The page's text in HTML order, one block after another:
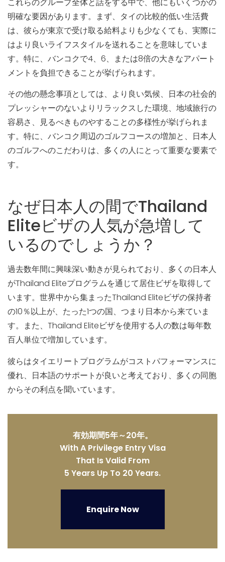
明確な要因があります。まず、タイの比較的低い生活費
は、彼らが東京で受け取る給料よりも少なくても、実際に
はより良いライフスタイルを送れることを意味していま
す。特に、バンコクで4、6、または8倍の大きなアパート
メントを負担できることが挙げられます。
その他の懸念事項としては、より良い気候、日本の社会的
プレッシャーのないよりリラックスした環境、地域旅行の
容易さ、見るべきものやすることの多様性が挙げられま
す。特に、バンコク周辺のゴルフコースの増加と、日本人
のゴルフへのこだわりは、多くの人にとって重要な要素で
す。
なぜ日本人の間でThailand
Eliteビザの人気が急増して
いるのでしょうか？
過去数年間に興味深い動きが見られており、多くの日本人
がThailand Eliteプログラムを通じて居住ビザを取得して
います。世界中から集まったThailand Eliteビザの保持者
の10％以上が、たった1つの国、つまり日本から来ていま
す。また、Thailand Eliteビザを使用する人の数は毎年数
百人単位で増加しています。
彼らはタイエリートプログラムがコストパフォーマンスに
優れ、日本語のサポートが良いと考えており、多くの同胞
からその利点を聞いています。
有効期間5年～20年。
With A Privilege Entry Visa
That Is Valid From
5 Years Up To 20 Years.
Enquire Now